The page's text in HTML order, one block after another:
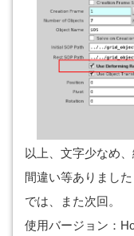
以上、文字少なめ
間違い等ありました
では、また次回。
使用バージョン：